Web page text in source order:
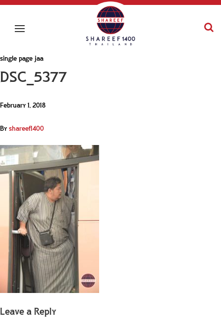
single page jaa
DSC_5377
February 1, 2018
Byshareef1400
Leave a Reply